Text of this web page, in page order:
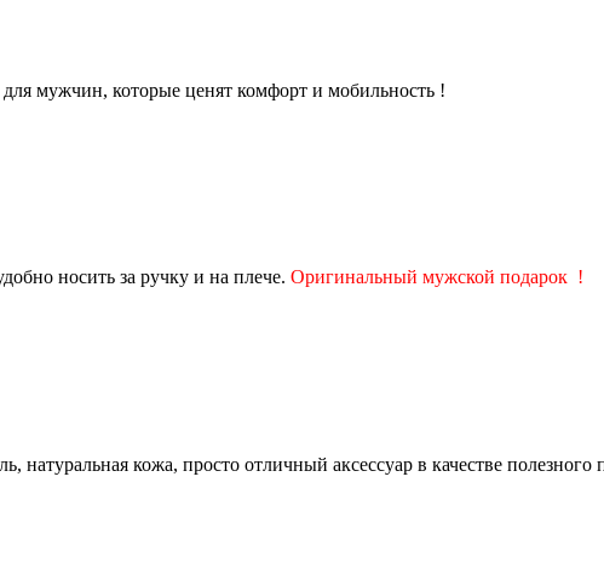
мужчин, которые ценят комфорт и мобильность !
носить за ручку и на плече. Оригинальный мужской подарок !
кожа, просто отличный аксессуар в качестве полезного